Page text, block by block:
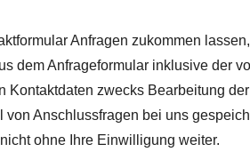
Anfragen zukommen lassen,
dem Anfrageformular inklusive der
Kontaktdaten zwecks Bearbeitung der
von Anschlussfragen bei uns
ohne Ihre Einwilligung weiter.